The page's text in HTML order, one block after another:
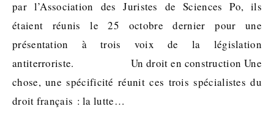
par l’Association des Juristes de Sciences Po, ils
étaient réunis le 25 octobre dernier pour une
présentation à trois voix de la législation
antiterroriste. Un droit en construction Une
chose, une spécificité réunit ces trois spécialistes du
droit français : la lutte…